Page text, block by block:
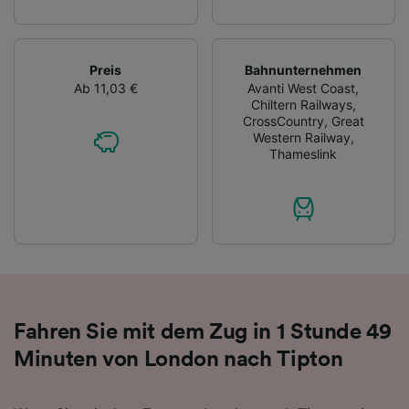
Preis
Ab 11,03 €
Bahnunternehmen
Avanti West Coast,
Chiltern Railways,
CrossCountry, Great
Western Railway,
Thameslink
Fahren Sie mit dem Zug in 1 Stunde 49
Minuten von London nach Tipton